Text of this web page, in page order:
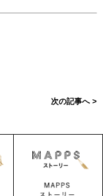
次の記事へ >